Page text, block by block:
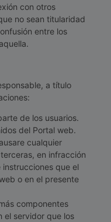
con otros
no sean titularidad
entre los
a título
de los usuarios.
del Portal web.
cualquier
en infracción
que el
o en el presente
componentes
el servidor que los